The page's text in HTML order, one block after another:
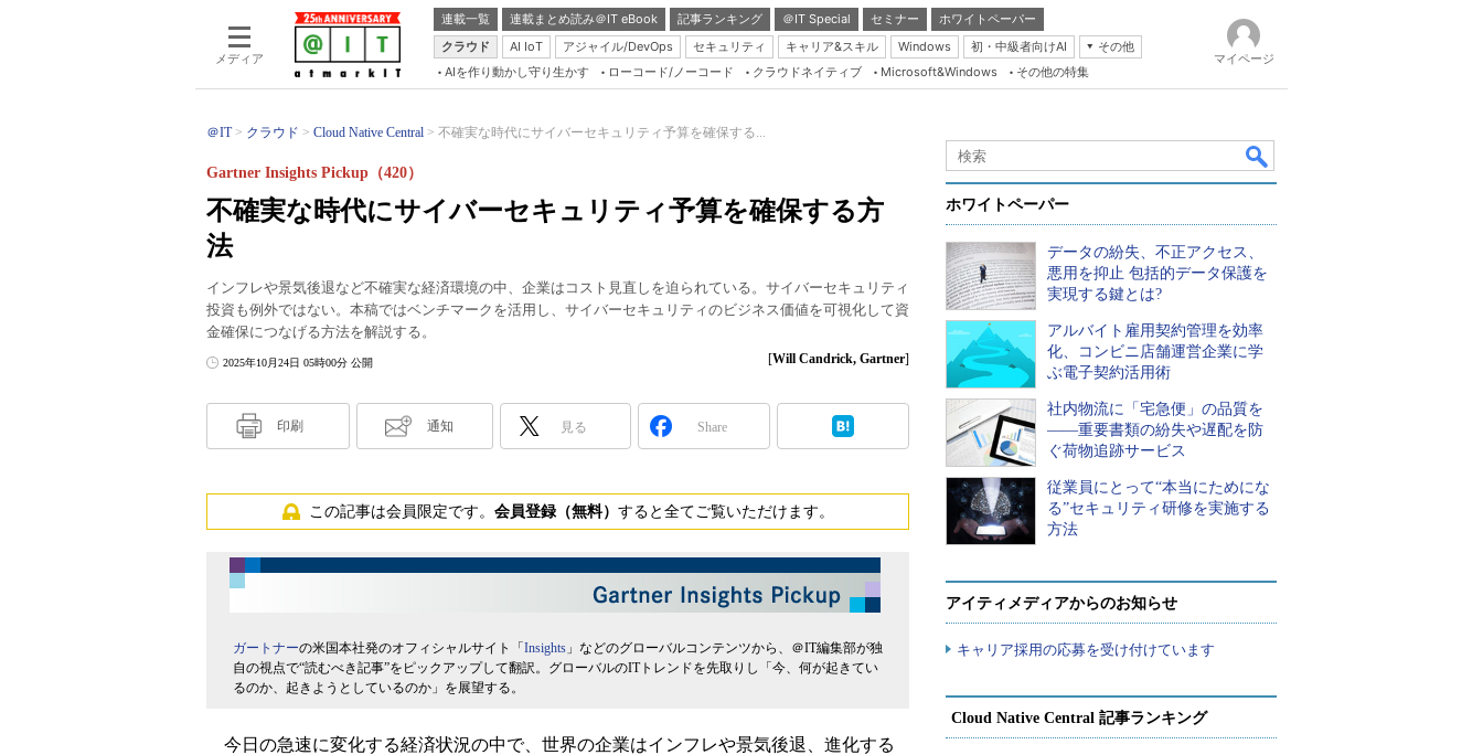
メディア
連載一覧 連載まとめ読み＠IT eBook 記事ランキング ＠IT Special セミナー
ホワイトペーパー
クラウド
AI IoT アジャイル/DevOps セキュリティ キャリア&スキル Windows 初・中級者向けAI
その他
Server & Storage
Java Agile
Database Expert
Linux ＆ OSS
Master of IP Network
Security & Trust
Test & Tools
AIを作り動かし守り生かす ローコード/ノーコード クラウドネイティブ Microsoft&Windows その他の特集
マイページ
＠IT クラウド Cloud Native Central 不確実な時代にサイバーセキュリティ予算を確保する...
不確実な時代にサイバーセキュリティ予算を確保する方
法
Gartner Insights Pickup（420）
インフレや景気後退など不確実な経済環境の中、企業はコスト見直しを迫られている。サイバーセキュリティ
投資も例外ではない。本稿ではベンチマークを活用し、サイバーセキュリティのビジネス価値を可視化して資
金確保につなげる方法を解説する。
2025年10月24日 05時00分 公開 [Will Candrick, Gartner]
印刷 通知 見る Share
この記事は会員限定です。 会員登録（無料） すると全てご覧いただけます。
ガートナーの米国本社発のオフィシャルサイト「 Insights」などのグローバルコンテンツから、＠IT編集部が独
自の視点で“読むべき記事”をピックアップして翻訳。グローバルのITトレンドを先取りし「今、何が起きてい
るのか、起きようとしているのか」を展望する。
今日の急速に変化する経済状況の中で、世界の企業はインフレや景気後退、進化する
ホワイトペーパー
データの紛失、不正アクセス、
悪用を抑止 包括的データ保護を
実現する鍵とは?
アルバイト雇用契約管理を効率
化、コンビニ店舗運営企業に学
ぶ電子契約活用術
社内物流に「宅急便」の品質を
――重要書類の紛失や遅配を防
ぐ荷物追跡サービス
従業員にとって“本当にためにな
る”セキュリティ研修を実施する
方法
アイティメディアからのお知らせ
キャリア採用の応募を受け付けています
Cloud Native Central 記事ランキング